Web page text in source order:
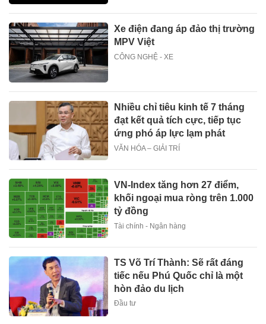
Xe điện đang áp đảo thị trường
MPV Việt
CÔNG NGHỆ - XE
Nhiều chỉ tiêu kinh tế 7 tháng
đạt kết quả tích cực, tiếp tục
ứng phó áp lực lạm phát
VĂN HÓA – GIẢI TRÍ
VN-Index tăng hơn 27 điểm,
khối ngoại mua ròng trên 1.000
tỷ đồng
Tài chính - Ngân hàng
TS Võ Trí Thành: Sẽ rất đáng
tiếc nếu Phú Quốc chỉ là một
hòn đảo du lịch
Đầu tư